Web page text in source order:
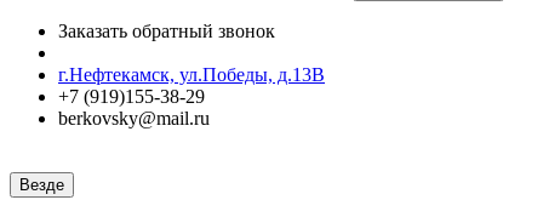
Заказать обратный звонок
г.Нефтекамск, ул.Победы, д.13В
+7 (919)155-38-29
berkovsky@mail.ru
Везде